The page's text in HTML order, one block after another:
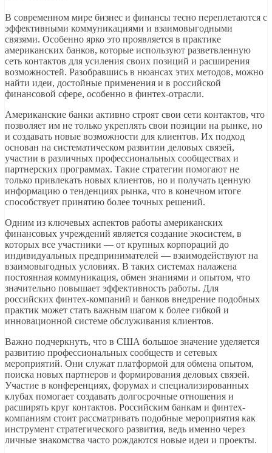
В современном мире бизнес и финансы тесно переплетаются с
эффективными коммуникациями и взаимовыгодными
связями. Особенно ярко это проявляется в практике
американских банков, которые используют разветвленную
сеть контактов для усиления своих позиций и расширения
возможностей. Разобравшись в нюансах этих методов, можно
найти идеи, достойные применения и в российской
финансовой сфере, особенно в финтех-отрасли.
Американские банки активно строят свои сети контактов, что
позволяет им не только укреплять свои позиции на рынке, но
и создавать новые возможности для клиентов. Их подход
основан на систематическом развитии деловых связей,
участии в различных профессиональных сообществах и
партнерских программах. Такие стратегии помогают не
только привлекать новых клиентов, но и получать ценную
информацию о тенденциях рынка, что в конечном итоге
способствует принятию более точных решений.
Одним из ключевых аспектов работы американских
финансовых учреждений является создание экосистем, в
которых все участники — от крупных корпораций до
индивидуальных предпринимателей — взаимодействуют на
взаимовыгодных условиях. В таких системах налажена
постоянная коммуникация, обмен знаниями и опытом, что
значительно повышает эффективность работы. Для
российских финтех-компаний и банков внедрение подобных
практик может стать важным шагом к более гибкой и
инновационной системе обслуживания клиентов.
Важно подчеркнуть, что в США большое значение уделяется
развитию профессиональных сообществ и сетевых
мероприятий. Они служат платформой для обмена опытом,
поиска новых партнеров и формирования деловых связей.
Участие в конференциях, форумах и специализированных
клубах помогает создавать долгосрочные отношения и
расширять круг контактов. Российским банкам и финтех-
компаниям стоит рассматривать подобные мероприятия как
инструмент стратегического развития, ведь именно через
личные знакомства часто рождаются новые идеи и проекты.